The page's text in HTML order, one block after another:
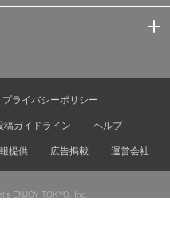
プライバシーポリシー
稿ガイドライン
ヘルプ
提供 広告掲載 運営会社
ENJOY TOKYO, Inc.